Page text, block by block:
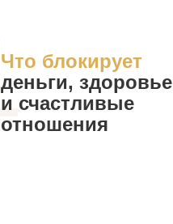
1
Что блокирует
деньги, здоровье
и счастливые
отношения